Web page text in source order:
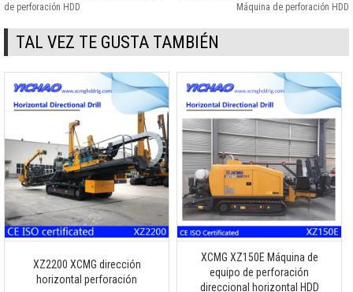
de perforación HDD
Máquina de perforación HDD
TAL VEZ TE GUSTA TAMBIÉN
XZ2200 XCMG dirección
horizontal perforación
XCMG XZ150E Máquina de
equipo de perforación
direccional horizontal HDD